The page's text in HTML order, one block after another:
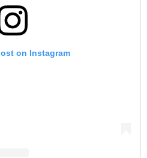
on Instagram